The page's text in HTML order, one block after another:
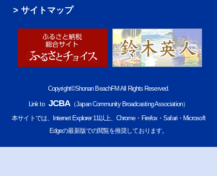
サイトマップ
Copyright©Shonan BeachFM All Rights Reserved.
Link to JCBA（Japan Community Broadcasting Association）
本サイトでは、Internet Explorer 11以上、Chrome・Firefox・Safari・Microsoft
Edgeの最新版での閲覧を推奨しております。